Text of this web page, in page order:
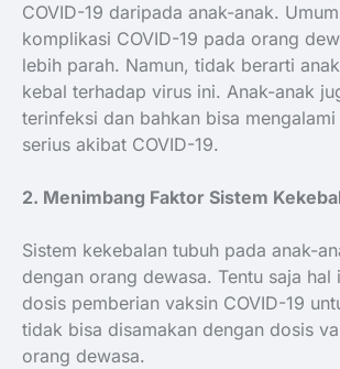
COVID-19 daripada anak-anak.
komplikasi COVID-19 pada orang
lebih parah. Namun, tidak berarti
kebal terhadap virus ini. Anak-anak
terinfeksi dan bahkan bisa
serius akibat COVID-19.
2. Menimbang Faktor Sistem
Sistem kekebalan tubuh pada anak-
dengan orang dewasa. Tentu saja hal
dosis pemberian vaksin COVID-19
tidak bisa disamakan dengan dosis
orang dewasa.